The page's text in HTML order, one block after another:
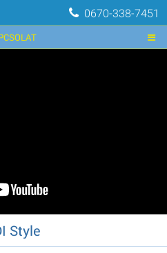
0670-338-7451
Style